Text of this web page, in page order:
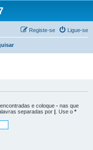
Ligue-se
Registe-se
e coloque - nas que
separadas por | . Use o *